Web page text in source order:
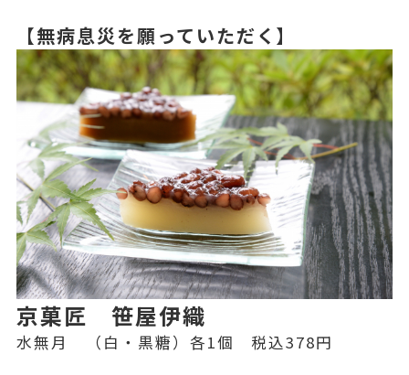
【無病息災を願っていただく】
京菓匠 笹屋伊織
水無月 （白・黒糖）各1個 税込378円